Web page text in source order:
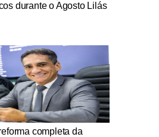
durante o Agosto Lilás
completa da